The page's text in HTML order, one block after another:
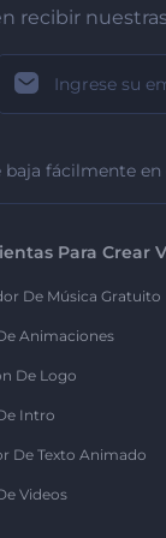
recibir
baja fácilmente
Para Crear
De Música Gratuito
Animaciones
De Logo
Intro
De Texto Animado
Videos